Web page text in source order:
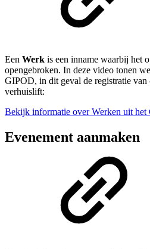
Een Werk is een inname waarbij het
opengebroken. In deze video tonen
GIPOD, in dit geval de registratie van
verhuislift:
Bekijk informatie over Werken uit het
Evenement aanmaken